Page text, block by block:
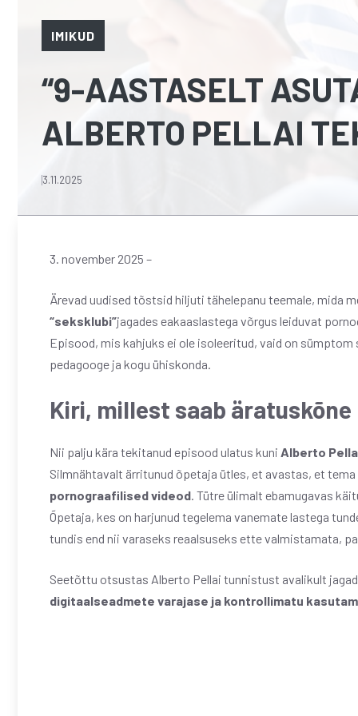
IMIKUD
“9-AASTASELT
ALBERTO PELLAI
3.11.2025
3. november 2025 –
Ärevad uudised tõstsid hiljuti tähelepanu teemale, mida
“seksklubi”jagades eakaaslastega võrgus leiduvat
Episood, mis kahjuks ei ole isoleeritud, vaid on
pedagooge ja kogu ühiskonda.
Kiri, millest saab äratuskõne
Nii palju kära tekitanud episood ulatus kuni Alberto
Silmnähtavalt ärritunud õpetaja ütles, et avastas, et
pornograafilised videod . Tütre ülimalt ebamugavas
Õpetaja, kes on harjunud tegelema vanemate lastega
tundis end nii varaseks reaalsuseks ette valmistamata,
Seetõttu otsustas Alberto Pellai tunnistust avalikult
digitaalseadmete varajase ja kontrollimatu